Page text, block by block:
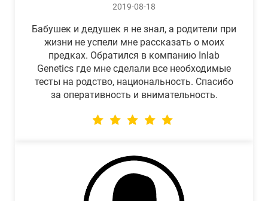
2019-08-18
Бабушек и дедушек я не знал, а родители при
жизни не успели мне рассказать о моих
предках. Обратился в компанию Inlab
Genetics где мне сделали все необходимые
тесты на родство, национальность. Спасибо
за оперативность и внимательность.